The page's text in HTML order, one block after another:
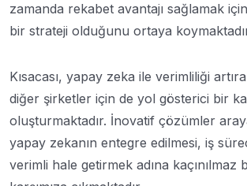
zamanda rekabet avantajı sağlamak
bir strateji olduğunu ortaya
Kısacası, yapay zeka ile verimliliği
diğer şirketler için de yol gösterici bir
oluşturmaktadır. İnovatif çözümler
yapay zekanın entegre edilmesi, iş
verimli hale getirmek adına kaçınılmaz